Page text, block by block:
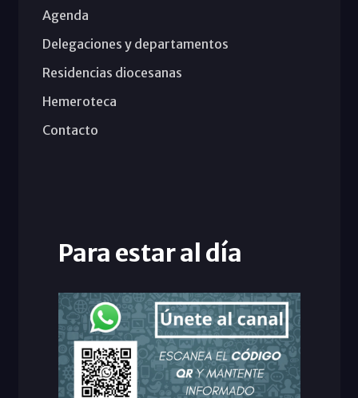
Agenda
Delegaciones y departamentos
Residencias diocesanas
Hemeroteca
Contacto
Para estar al día